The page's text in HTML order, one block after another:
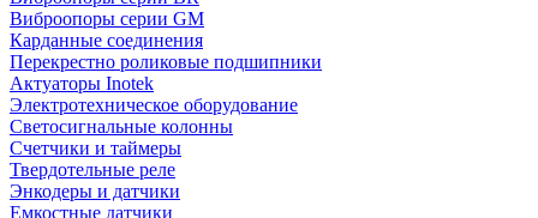
Виброопоры серии GM
Карданные соединения
Перекрестно роликовые подшипники
Актуаторы Inotek
Электротехническое оборудование
Светосигнальные колонны
Счетчики и таймеры
Твердотельные реле
Энкодеры и датчики
Емкостные датчики